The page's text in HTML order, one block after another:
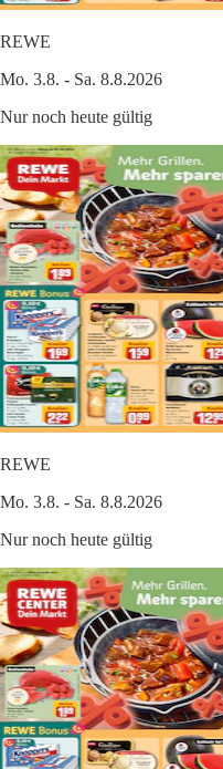
REWE
Mo. 3.8. - Sa. 8.8.2026
Nur noch heute gültig
REWE
Mo. 3.8. - Sa. 8.8.2026
Nur noch heute gültig